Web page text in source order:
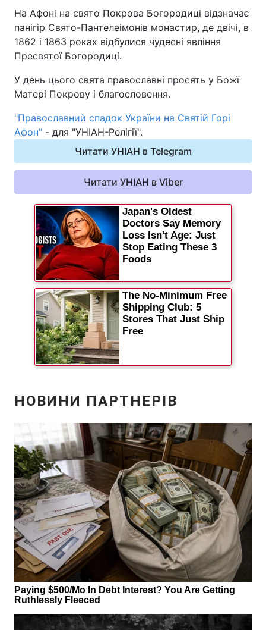
Контакти
Реклама на сайті
Моніторинг
На Афоні на свято Покрова Богородиці відзначає
панігір Свято-Пантелеімонів монастир, де двічі, в
1862 і 1863 роках відбулися чудесні явління
Пресвятої Богородиці.
У день цього свята православні просять у Божї
Матері Покрову і благословення.
"Православний спадок України на Святій Горі
Афон" - для "УНІАН-Релігії".
Читати УНІАН в Telegram
Читати УНІАН в Viber